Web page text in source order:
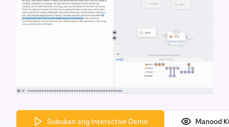
Subukan ang Interactive Demo Manood